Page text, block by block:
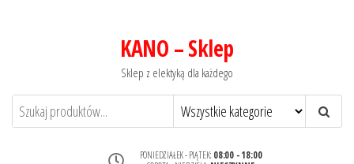
KANO – Sklep
Sklep z elektyką dla każdego
PONIEDZIAŁEK - PIĄTEK: 08:00 - 18:00